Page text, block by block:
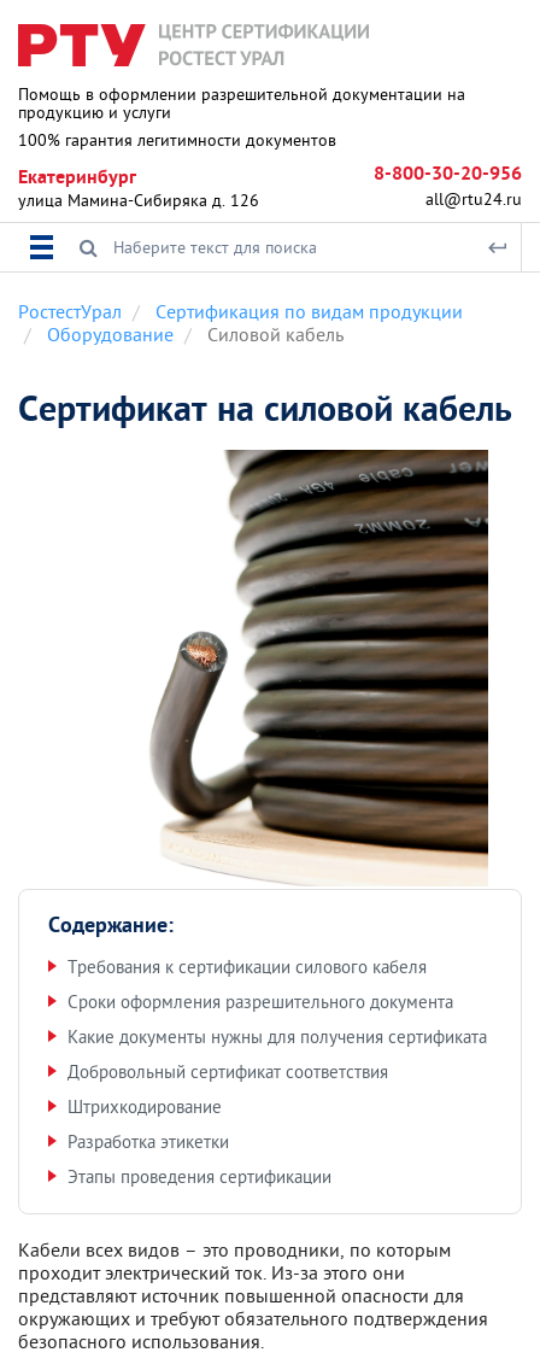
Помощь в оформлении разрешительной документации на
продукцию и услуги
100% гарантия легитимности документов
Екатеринбург
улица Мамина-Сибиряка д. 126
8-800-30-20-956
all@rtu24.ru
РостестУрал
Сертификация по видам продукции
Оборудование
Силовой кабель
Сертификат на силовой кабель
Содержание:
Требования к сертификации силового кабеля
Сроки оформления разрешительного документа
Какие документы нужны для получения сертификата
Добровольный сертификат соответствия
Штрихкодирование
Разработка этикетки
Этапы проведения сертификации
Кабели всех видов – это проводники, по которым
проходит электрический ток. Из-за этого они
представляют источник повышенной опасности для
окружающих и требуют обязательного подтверждения
безопасного использования.